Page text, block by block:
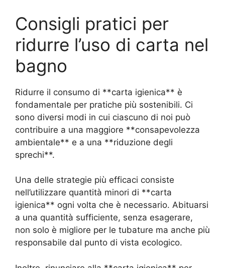
Consigli pratici per
ridurre l’uso di carta nel
bagno
Ridurre il consumo di **carta igienica** è
fondamentale per pratiche più sostenibili. Ci
sono diversi modi in cui ciascuno di noi può
contribuire a una maggiore **consapevolezza
ambientale** e a una **riduzione degli
sprechi**.
Una delle strategie più efficaci consiste
nell’utilizzare quantità minori di **carta
igienica** ogni volta che è necessario. Abituarsi
a una quantità sufficiente, senza esagerare,
non solo è migliore per le tubature ma anche più
responsabile dal punto di vista ecologico.